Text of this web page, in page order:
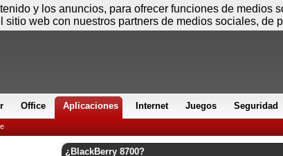
Office Aplicaciones Internet Juegos Seguridad
¿BlackBerry 8700?
y los anuncios, para ofrecer funciones de
sitio web con nuestros partners de medios sociales, de